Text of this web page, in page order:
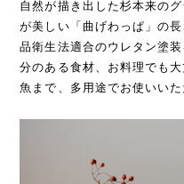
自然が描き出した杉本来の
が美しい「曲げわっぱ」の
品衛生法適合のウレタン塗
分のある食材、お料理でも
魚まで、多用途でお使いいた